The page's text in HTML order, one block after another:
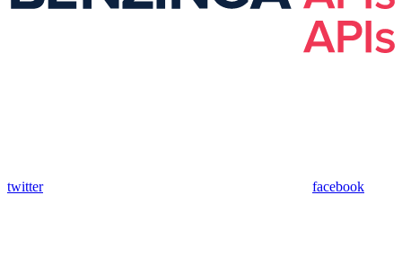
twitter facebook